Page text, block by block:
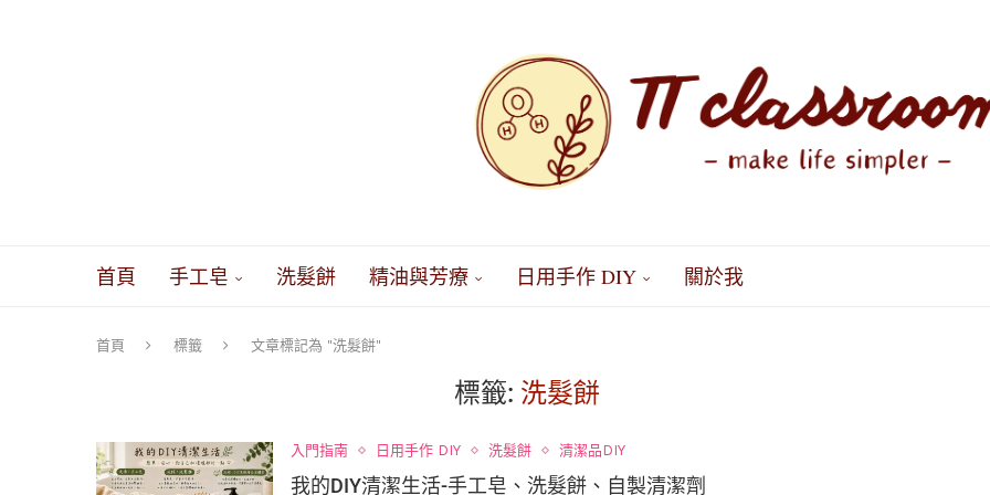
首頁 手工皂 洗髮餅 精油與芳療 日用手作 DIY 關於我
首頁 標籤 文章標記為 "洗髮餅"
標籤: 洗髮餅
入門指南 日用手作 DIY 洗髮餅 清潔品DIY
我的DIY清潔生活-手工皂、洗髮餅、自製清潔劑